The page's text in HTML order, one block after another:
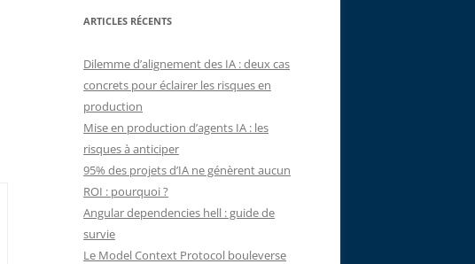
ARTICLES RÉCENTS
Dilemme d’alignement des IA : deux cas
concrets pour éclairer les risques en
production
Mise en production d’agents IA : les
risques à anticiper
95% des projets d’IA ne génèrent aucun
ROI : pourquoi ?
Angular dependencies hell : guide de
survie
Le Model Context Protocol bouleverse